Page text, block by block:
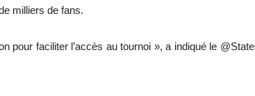
milliers de fans.
pour faciliter l’accès au tournoi », a indiqué le @State